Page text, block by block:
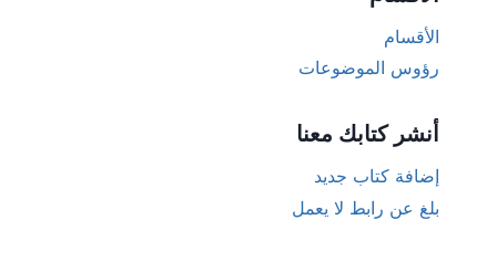
الأقسام
رؤوس الموضوعات
أنشر كتابك معنا
إضافة كتاب جديد
بلغ عن رابط لا يعمل